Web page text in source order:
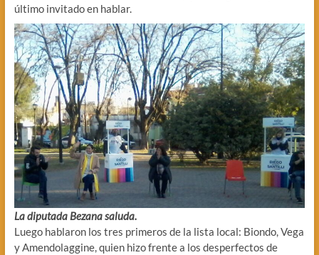
último invitado en hablar.
La diputada Bezana saluda.
Luego hablaron los tres primeros de la lista local: Biondo, Vega
y Amendolaggine, quien hizo frente a los desperfectos de